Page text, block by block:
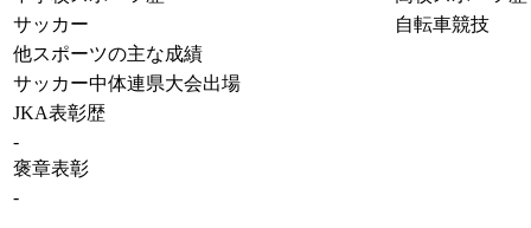
サッカー
自転車競技
他スポーツの主な成績
サッカー中体連県大会出場
JKA表彰歴
-
褒章表彰
-